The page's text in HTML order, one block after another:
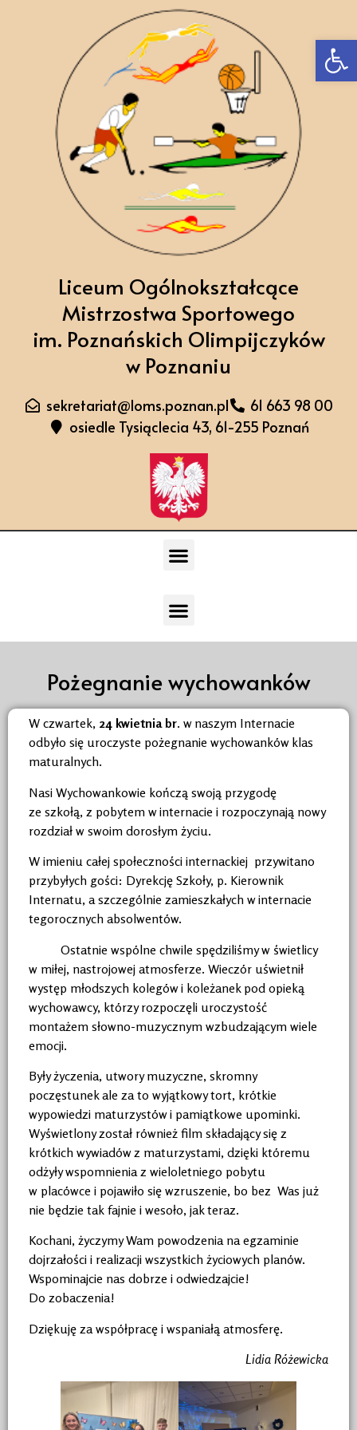
Liceum Ogólnokształcące
Mistrzostwa Sportowego
im. Poznańskich Olimpijczyków
w Poznaniu
sekretariat@loms.poznan.pl
61 663 98 00
osiedle Tysiąclecia 43, 61-255 Poznań
Pożegnanie wychowanków
W czwartek, 24 kwietnia br. w naszym Internacie
odbyło się uroczyste pożegnanie wychowanków klas
maturalnych.
Nasi Wychowankowie kończą swoją przygodę
ze szkołą, z pobytem w internacie i rozpoczynają nowy
rozdział w swoim dorosłym życiu.
W imieniu całej społeczności internackiej przywitano
przybyłych gości: Dyrekcję Szkoły, p. Kierownik
Internatu, a szczególnie zamieszkałych w internacie
tegorocznych absolwentów.
Ostatnie wspólne chwile spędziliśmy w świetlicy
w miłej, nastrojowej atmosferze. Wieczór uświetnił
występ młodszych kolegów i koleżanek pod opieką
wychowawcy, którzy rozpoczęli uroczystość
montażem słowno-muzycznym wzbudzającym wiele
emocji.
Były życzenia, utwory muzyczne, skromny
poczęstunek ale za to wyjątkowy tort, krótkie
wypowiedzi maturzystów i pamiątkowe upominki.
Wyświetlony został również film składający się z
krótkich wywiadów z maturzystami, dzięki któremu
odżyły wspomnienia z wieloletniego pobytu
w placówce i pojawiło się wzruszenie, bo bez Was już
nie będzie tak fajnie i wesoło, jak teraz.
Kochani, życzymy Wam powodzenia na egzaminie
dojrzałości i realizacji wszystkich życiowych planów.
Wspominajcie nas dobrze i odwiedzajcie!
Do zobaczenia!
Dziękuję za współpracę i wspaniałą atmosferę.
Lidia Różewicka